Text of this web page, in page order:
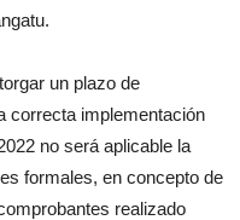
un plazo de
correcta implementación
no será aplicable la
formales, en concepto de
realizado